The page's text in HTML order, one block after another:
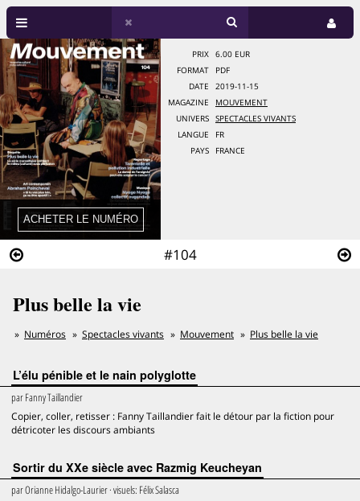
#104
PRIX
6.00 EUR
FORMAT
PDF
DATE
2019-11-15
MAGAZINE
MOUVEMENT
UNIVERS
SPECTACLES VIVANTS
LANGUE
FR
PAYS
FRANCE
Plus belle la vie
Numéros Spectacles vivants Mouvement Plus belle la vie
L’élu pénible et le nain polyglotte
parFanny Taillandier
Copier, coller, retisser : Fanny Taillandier fait le détour par la fiction pour
détricoter les discours ambiants
Sortir du XXe siècle avec Razmig Keucheyan
parOrianne Hidalgo-Laurier· visuels: Félix Salasca